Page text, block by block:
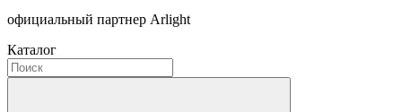
официальный партнер Arlight
Каталог